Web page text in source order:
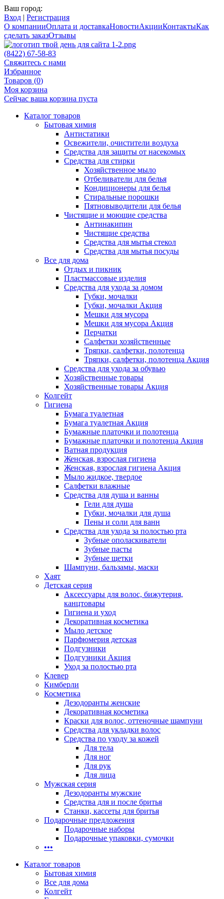
Ваш город:
Вход | Регистрация
О компанииОплата и доставкаНовостиАкцииКонтактыКак
сделать заказОтзывы
(8422) 67-58-83
Свяжитесь с нами
Избранное
Товаров (0)
Моя корзина
Сейчас ваша корзина пуста
Каталог товаров
Бытовая химия
Антистатики
Освежители, очистители воздуха
Средства для защиты от насекомых
Средства для стирки
Хозяйственное мыло
Отбеливатели для белья
Кондиционеры для белья
Стиральные порошки
Пятновыводители для белья
Чистящие и моющие средства
Антинакипин
Чистящие средства
Средства для мытья стекол
Средства для мытья посуды
Все для дома
Отдых и пикник
Пластмассовые изделия
Средства для ухода за домом
Губки, мочалки
Губки, мочалки Акция
Мешки для мусора
Мешки для мусора Акция
Перчатки
Салфетки хозяйственные
Тряпки, салфетки, полотенца
Тряпки, салфетки, полотенца Акция
Средства для ухода за обувью
Хозяйственные товары
Хозяйственные товары Акция
Колгейт
Гигиена
Бумага туалетная
Бумага туалетная Акция
Бумажные платочки и полотенца
Бумажные платочки и полотенца Акция
Ватная продукция
Женская, взрослая гигиена
Женская, взрослая гигиена Акция
Мыло жидкое, твердое
Салфетки влажные
Средства для душа и ванны
Гели для душа
Губки, мочалки для душа
Пены и соли для ванн
Средства для ухода за полостью рта
Зубные ополаскиватели
Зубные пасты
Зубные щетки
Шампуни, бальзамы, маски
Хаят
Детская серия
Аксессуары для волос, бижутерия,
канцтовары
Гигиена и уход
Декоративная косметика
Мыло детское
Парфюмерия детская
Подгузники
Подгузники Акция
Уход за полостью рта
Клевер
Кимберли
Косметика
Дезодоранты женские
Декоративная косметика
Краски для волос, оттеночные шампуни
Средства для укладки волос
Средства по уходу за кожей
Для тела
Для ног
Для рук
Для лица
Мужская серия
Дезодоранты мужские
Средства для и после бритья
Станки, кассеты для бритья
Подарочные предложения
Подарочные наборы
Подарочные упаковки, сумочки
•••
Каталог товаров
Бытовая химия
Все для дома
Колгейт